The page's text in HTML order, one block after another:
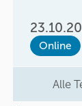
Online
Alle